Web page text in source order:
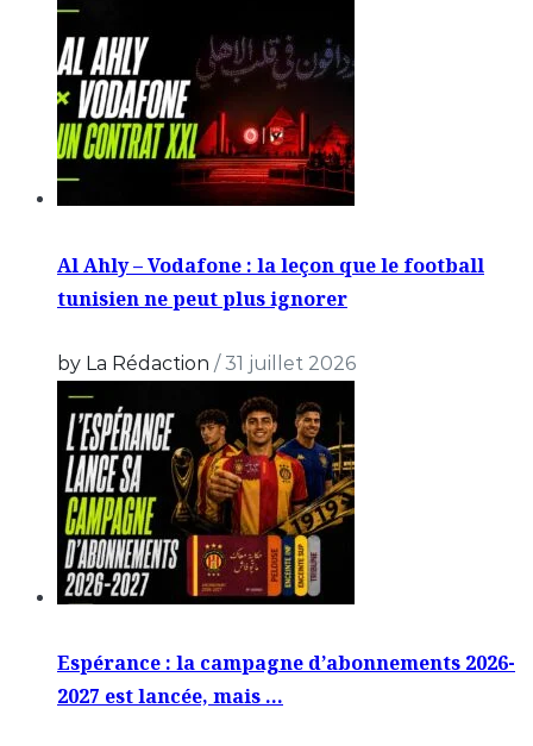
Al Ahly – Vodafone : la leçon que le football
tunisien ne peut plus ignorer
by La Rédaction /31 juillet 2026
Espérance : la campagne d’abonnements 2026-
2027 est lancée, mais …